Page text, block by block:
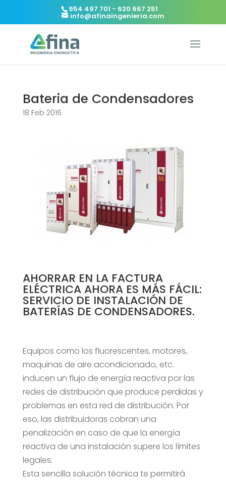
954 497 701 - 620 667 251
info@afinaingenieria.com
Bateria de Condensadores
18 Feb 2016
AHORRAR EN LA FACTURA
ELÉCTRICA AHORA ES MÁS FÁCIL:
SERVICIO DE INSTALACIÓN DE
BATERÍAS DE CONDENSADORES.
Equipos como los fluorescentes, motores,
maquinas de aire acondicionado, etc.
inducen un flujo de energía reactiva por las
redes de distribución que produce perdidas y
problemas en esta red de distribución. Por
eso, las distribuidoras cobran una
penalización en caso de que la energía
reactiva de una instalación supere los límites
legales.
Esta sencilla solución técnica te permitirá